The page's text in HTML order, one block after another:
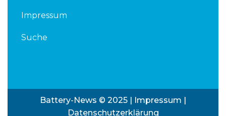
Impressum
Suche
Battery-News © 2025 | Impressum |
Datenschutzerklärung